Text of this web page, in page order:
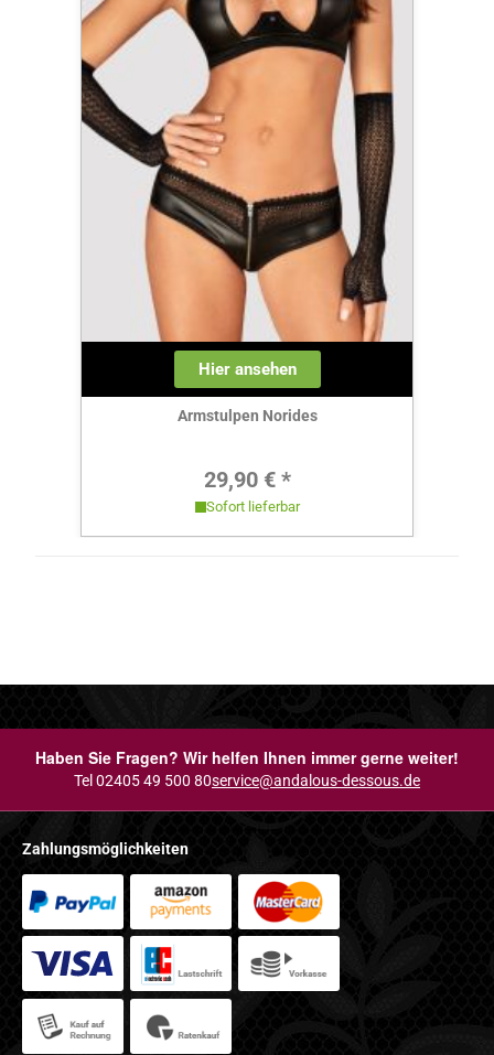
Hier ansehen
Armstulpen Norides
Regulärer Preis:
29,90 € *
Sofort lieferbar
Haben Sie Fragen? Wir helfen Ihnen immer gerne weiter!
Tel 02405 49 500 80service@andalous-dessous.de
Zahlungsmöglichkeiten